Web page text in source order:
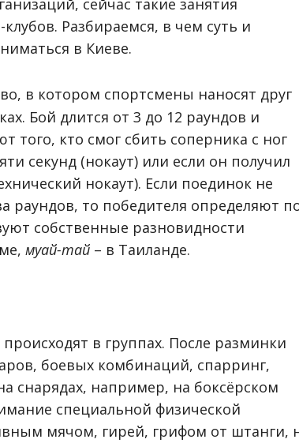
сейчас такие занятия
Разбираемся, в чем суть и
в Киеве.
в котором спортсмены наносят друг
Бой длится от 3 до 12 раундов и
того, кто смог сбить соперника с ног
секунд (нокаут) или если он получил
нокаут). Если поединок не
раундов, то победителя определяют
собственные разновидности
муай-тай – в Таиланде.
в группах. После разминки
боевых комбинаций, спарринг,
снарядах, например, на боксёрском
специальной физической
мячом, гирей, грифом от штанги,